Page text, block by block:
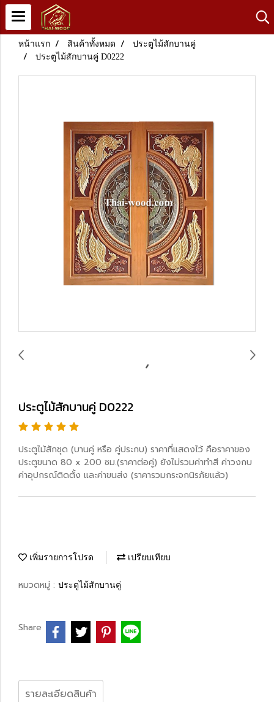
หน้าแรก สินค้าทั้งหมด
ประตูไม้สักบานคู่
ประตูไม้สักบานคู่ D0222
ประตูไม้สักบานคู่ D0222
ประตูไม้สักชุด (บานคู่ หรือ คู่ประกบ) ราคาที่แสดงไว้ คือราคาของ
ประตูขนาด 80 x 200 ซม.(ราคาต่อคู่) ยังไม่รวมค่าทำสี ค่าวงกบ
ค่าอุปกรณ์ติดตั้ง และค่าขนส่ง (ราคารวมกระจกนิรภัยแล้ว)
เพิ่มรายการโปรด เปรียบเทียบ
หมวดหมู่ : ประตูไม้สักบานคู่
Share
รายละเอียดสินค้า